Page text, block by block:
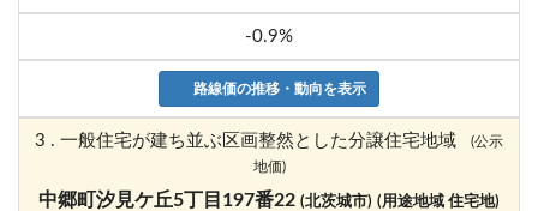
-0.9%
路線価の推移・動向を表示
3 . 一般住宅が建ち並ぶ区画整然とした分譲住宅地域
(公示
地価)
中郷町汐見ケ丘5丁目197番22 (北茨城市) (用途地域 住宅地)